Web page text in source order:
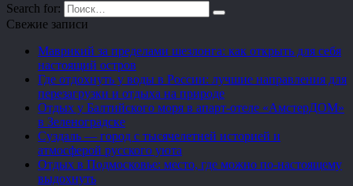
Search for:
Свежие записи
Маврикий за пределами шезлонга: как открыть для себя
настоящий остров
Где отдохнуть у воды в России: лучшие направления для
перезагрузки и отдыха на природе
Отдых у Балтийского моря в апарт-отеле «АмстерДОМ»
в Зеленоградске
Суздаль — город с тысячелетней историей и
атмосферой русского уюта
Отдых в Подмосковье: место, где можно по-настоящему
выдохнуть